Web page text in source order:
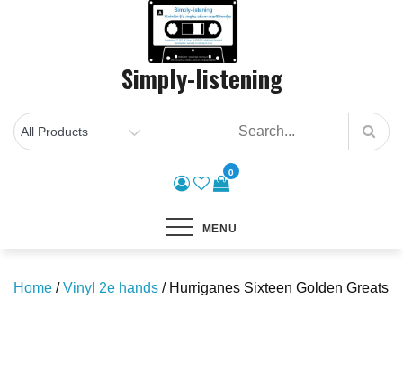
Simply-listening
0
MENU
Home /Vinyl 2e hands / Hurriganes Sixteen Golden Greats